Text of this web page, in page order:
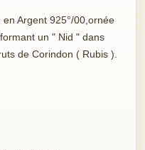
Argent 925°/00,ornée
un " Nid " dans
de Corindon ( Rubis ).